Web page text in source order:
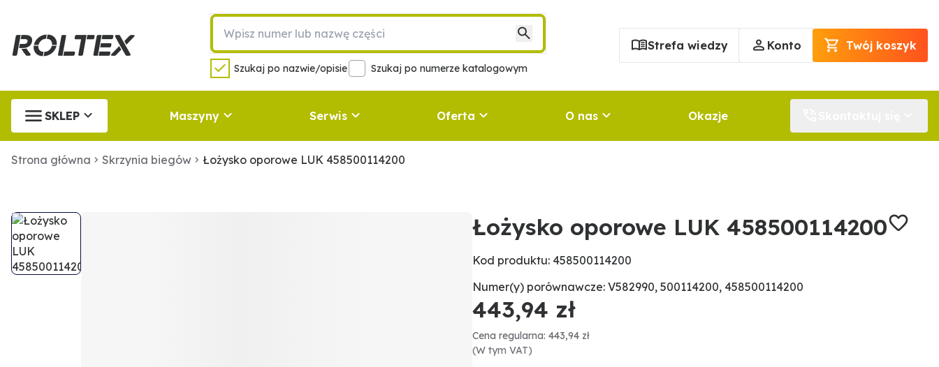
Szukaj po nazwie/opisie Szukaj po numerze katalogowym
Strefa wiedzy Konto Twój koszyk
SKLEP Maszyny Serwis Oferta O nas Okazje
Strona główna Skrzynia biegów Łożysko oporowe LUK 458500114200
Łożysko oporowe LUK 458500114200
Kod produktu: 458500114200
Numer(y) porównawcze: V582990, 500114200, 458500114200
443,94 zł
Cena regularna: 443,94 zł
(W tym VAT)